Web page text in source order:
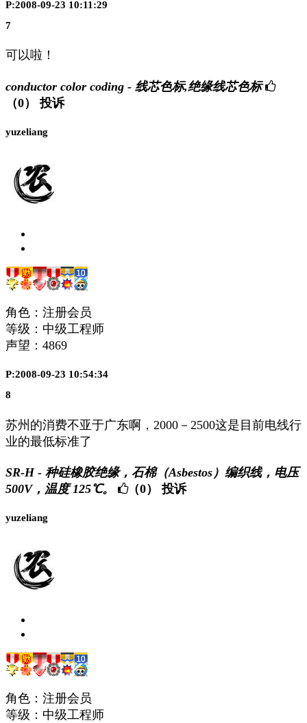
P:2008-09-23 10:11:29
7
可以啦！
conductor color coding - 线芯色标,绝缘线芯色标
（0）
投诉
yuzeliang
角色：注册会员
等级：中级工程师
声望： 4869
P:2008-09-23 10:54:34
8
苏州的消费不亚于广东啊，2000－2500这是目前电线行
业的最低标准了
SR-H - 种硅橡胶绝缘，石棉（Asbestos）编织线，电压
500V，温度 125℃。
（0） 投诉
yuzeliang
角色：注册会员
等级：中级工程师